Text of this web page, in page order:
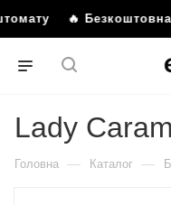
🔥 Безкоштовна
Lady
Головна — Каталог —